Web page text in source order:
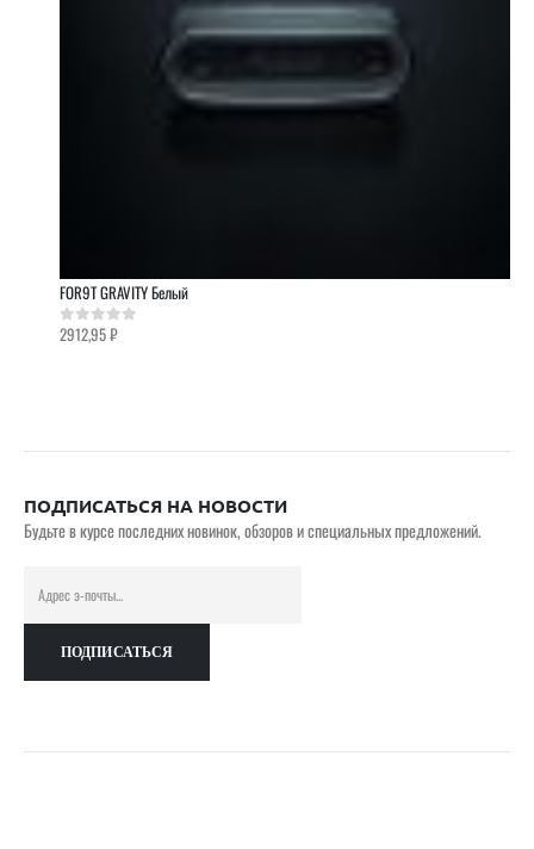
FOR9T GRAVITY Белый
0out of 5
2912,95₽
ПОДПИСАТЬСЯ НА НОВОСТИ
Будьте в курсе последних новинок, обзоров и специальных предложений.